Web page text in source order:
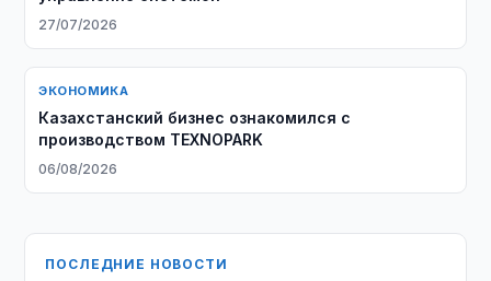
27/07/2026
ЭКОНОМИКА
Казахстанский бизнес ознакомился с
производством TEXNOPARK
06/08/2026
ПОСЛЕДНИЕ НОВОСТИ